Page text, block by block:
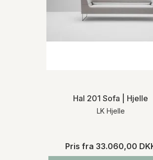
Hal 201 Sofa | Hjelle
LK Hjelle
Pris fra 33.060,00